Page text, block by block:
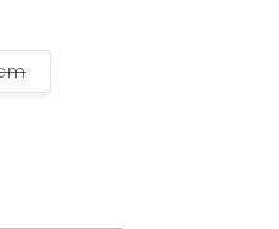
Variante
épuisée